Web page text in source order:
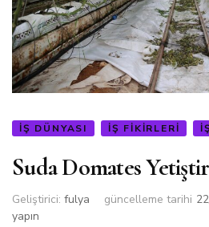
IŞ DÜNYASI İŞ FIKIRLERI
Suda Domates
Geliştirici: fulya güncelleme tarihi
yapın